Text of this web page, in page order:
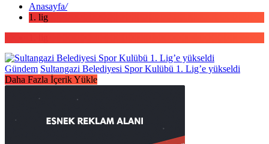
Anasayfa/
1. lig
Gündem Sultangazi Belediyesi Spor Kulübü 1. Lig’e yükseldi
Daha Fazla İçerik Yükle